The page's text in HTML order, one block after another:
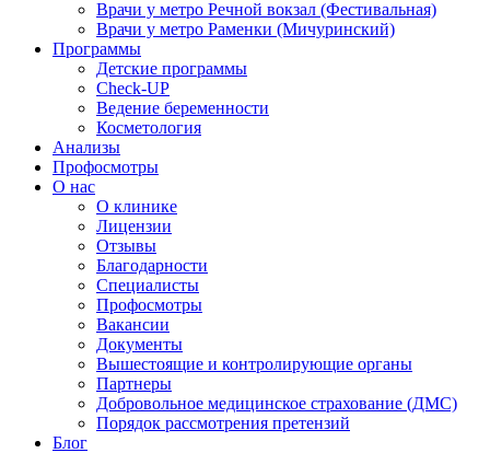
Врачи у метро Речной вокзал (Фестивальная)
Врачи у метро Раменки (Мичуринский)
Программы
Детские программы
Check-UP
Ведение беременности
Косметология
Анализы
Профосмотры
О нас
О клинике
Лицензии
Отзывы
Благодарности
Специалисты
Профосмотры
Вакансии
Документы
Вышестоящие и контролирующие органы
Партнеры
Добровольное медицинское страхование (ДМС)
Порядок рассмотрения претензий
Блог